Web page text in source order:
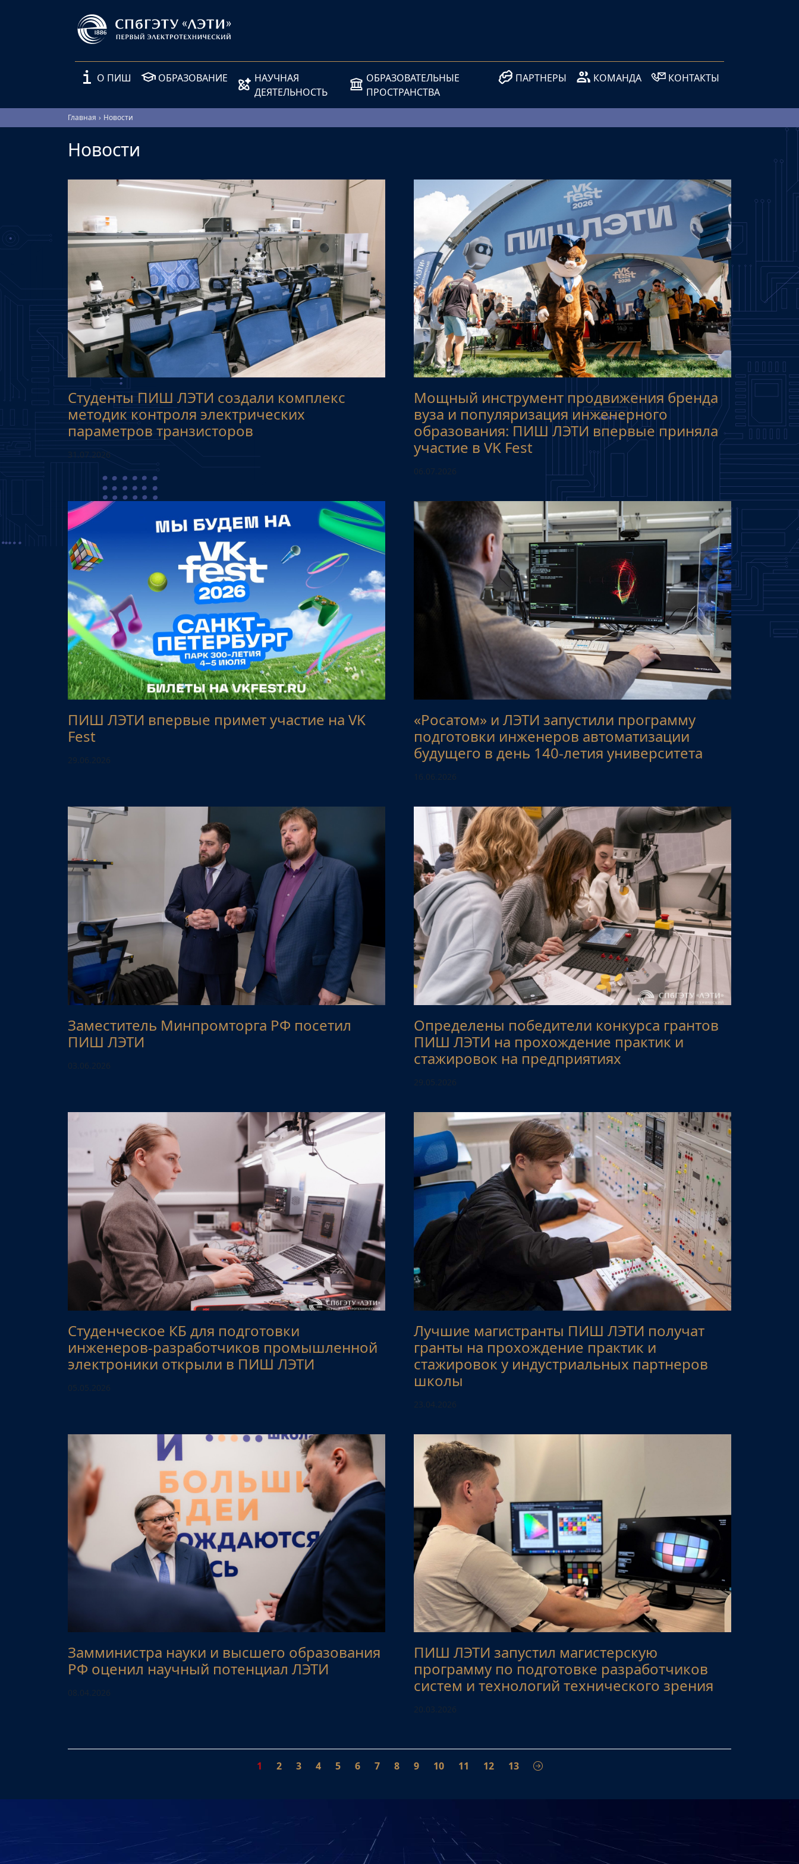
О ПИШ ОБРАЗОВАНИЕ
НАУЧНАЯ
ДЕЯТЕЛЬНОСТЬ
ОБРАЗОВАТЕЛЬНЫЕ
ПРОСТРАНСТВА
ПАРТНЕРЫ КОМАНДА КОНТАКТЫ
Главная Новости
Новости
Студенты ПИШ ЛЭТИ создали комплекс
методик контроля электрических
параметров транзисторов
31.07.2026
Мощный инструмент продвижения бренда
вуза и популяризация инженерного
образования: ПИШ ЛЭТИ впервые приняла
участие в VK Fest
06.07.2026
ПИШ ЛЭТИ впервые примет участие на VK
Fest
29.06.2026
«Росатом» и ЛЭТИ запустили программу
подготовки инженеров автоматизации
будущего в день 140-летия университета
16.06.2026
Заместитель Минпромторга РФ посетил
ПИШ ЛЭТИ
03.06.2026
Определены победители конкурса грантов
ПИШ ЛЭТИ на прохождение практик и
стажировок на предприятиях
29.05.2026
Студенческое КБ для подготовки
инженеров-разработчиков промышленной
электроники открыли в ПИШ ЛЭТИ
05.05.2026
Лучшие магистранты ПИШ ЛЭТИ получат
гранты на прохождение практик и
стажировок у индустриальных партнеров
школы
23.04.2026
Замминистра науки и высшего образования
РФ оценил научный потенциал ЛЭТИ
08.04.2026
ПИШ ЛЭТИ запустил магистерскую
программу по подготовке разработчиков
систем и технологий технического зрения
20.03.2026
1 2 3 4 5 6 7 8 9 10 11 12 13